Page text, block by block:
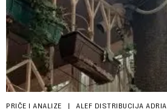
PRIČE I ANALIZE ALEF DISTRIBUCIJA ADRIA